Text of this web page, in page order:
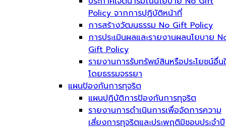
Policy จากการปฏิบัติหน้าที่
การสร้างวัฒนธรรม No Gift Policy
การประเมินผลและรายงานผลนโยบาย
Gift Policy
รายงานการรับทรัพย์สินหรือประโยชน์อื่น
โดยธรรมจรรยา
แผนป้องกันการทุจริต
แผนปฏิบัติการป้องกันการทุจริต
รายงานการดำเนินการเพื่อจัดการความ
เสี่ยงการทุจริตและประพฤติมิชอบประจำปี